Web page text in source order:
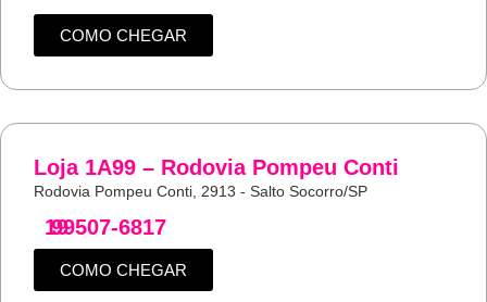
COMO CHEGAR
Loja 1A99 – Rodovia Pompeu Conti
Rodovia Pompeu Conti, 2913 - Salto Socorro/SP
19
99507-6817
COMO CHEGAR